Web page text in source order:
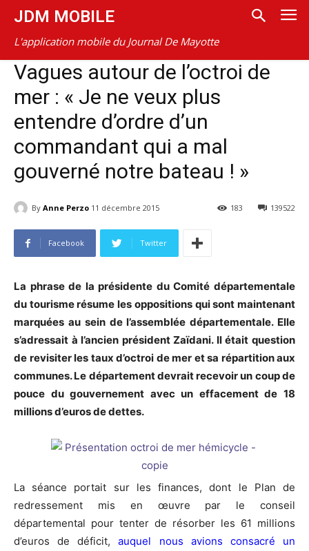
JDM MOBILE
L'application mobile du Journal De Mayotte
Vagues autour de l’octroi de
mer : « Je ne veux plus
entendre d’ordre d’un
commandant qui a mal
gouverné notre bateau ! »
By Anne Perzo 11 décembre 2015 139522
183
Facebook Twitter
La phrase de la présidente du Comité départementale
du tourisme résume les oppositions qui sont maintenant
marquées au sein de l’assemblée départementale. Elle
s’adressait à l’ancien président Zaïdani. Il était question
de revisiter les taux d’octroi de mer et sa répartition aux
communes. Le département devrait recevoir un coup de
pouce du gouvernement avec un effacement de 18
millions d’euros de dettes.
La séance portait sur les finances, dont le Plan de
redressement mis en œuvre par le conseil
départemental pour tenter de résorber les 61 millions
d’euros de déficit,auquel nous avions consacré un